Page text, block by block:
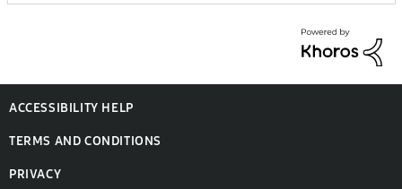
ACCESSIBILITY HELP
TERMS AND CONDITIONS
PRIVACY